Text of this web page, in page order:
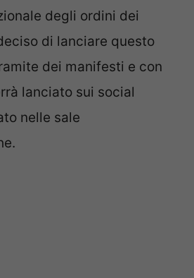
degli ordini dei
di lanciare questo
dei manifesti e con
lanciato sui social
nelle sale